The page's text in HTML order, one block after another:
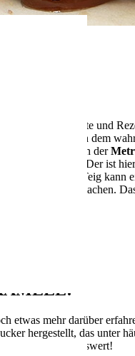
tollen Produkte und
doch schon nach dem
auch Halt in der
vorstellen. Der ist
! Der Teig kann
jedoch selbst machen.
etwas mehr darüber
hergestellt, das unter
empfehlenswert!